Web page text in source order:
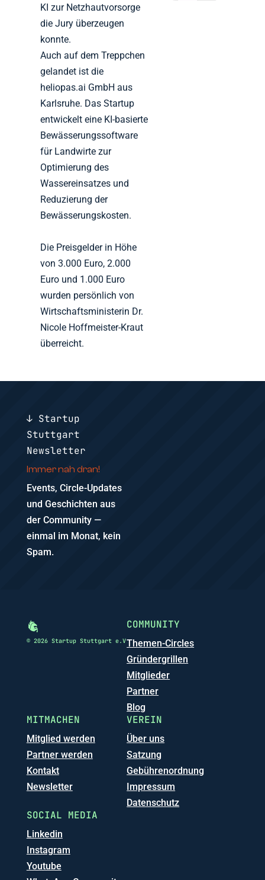
KI zur Netzhautvorsorge
die Jury überzeugen
konnte.
Auch auf dem Treppchen
gelandet ist die
heliopas.ai GmbH aus
Karlsruhe. Das Startup
entwickelt eine KI-basierte
Bewässerungssoftware
für Landwirte zur
Optimierung des
Wassereinsatzes und
Reduzierung der
Bewässerungskosten.
Die Preisgelder in Höhe
von 3.000 Euro, 2.000
Euro und 1.000 Euro
wurden persönlich von
Wirtschaftsministerin Dr.
Nicole Hoffmeister-Kraut
überreicht.
↓ Startup
Stuttgart
Newsletter
Immer nah dran!
Events, Circle-Updates
und Geschichten aus
der Community —
einmal im Monat, kein
Spam.
© 2026 Startup Stuttgart e.V
COMMUNITY
Themen-Circles
Gründergrillen
Mitglieder
Partner
Blog
MITMACHEN
Mitglied werden
Partner werden
Kontakt
Newsletter
VEREIN
Über uns
Satzung
Gebührenordnung
Impressum
Datenschutz
SOCIAL MEDIA
Linkedin
Instagram
Youtube